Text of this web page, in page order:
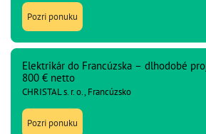
Pozri ponuku
Elektrikár do Francúzska – dlhodobé
800 € netto
CHRISTAL s. r. o., Francúzsko
Pozri ponuku